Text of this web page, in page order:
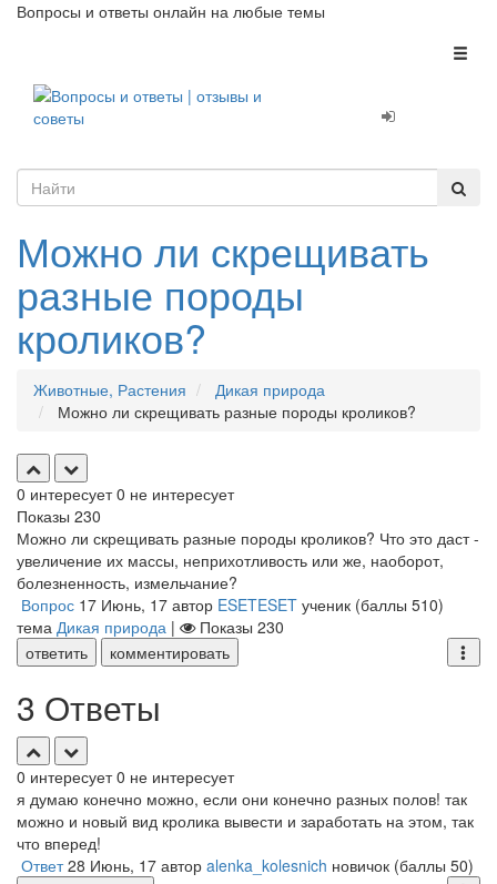
Вопросы и ответы онлайн на любые темы
Можно ли скрещивать
разные породы
кроликов?
Животные, Растения
Дикая природа
Можно ли скрещивать разные породы кроликов?
0 интересует 0 не интересует
Показы 230
Можно ли скрещивать разные породы кроликов? Что это даст -
увеличение их массы, неприхотливость или же, наоборот,
болезненность, измельчание?
Вопрос 17 Июнь, 17 автор ESETESET ученик (баллы 510)
тема Дикая природа | Показы 230
ответить
комментировать
3 Ответы
0 интересует 0 не интересует
я думаю конечно можно, если они конечно разных полов! так
можно и новый вид кролика вывести и заработать на этом, так
что вперед!
Ответ 28 Июнь, 17 автор alenka_kolesnich новичок (баллы 50)